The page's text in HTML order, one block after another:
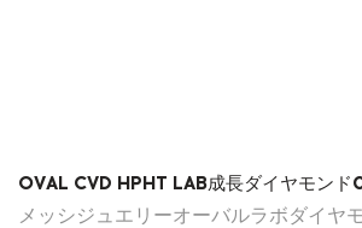
OVAL CVD HPHT LAB成長ダイヤモン
IGI証明書
メッシジュエリーオーバルラボダイヤ